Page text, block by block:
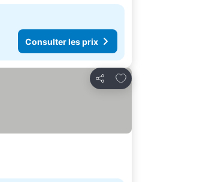
Consulter les prix
Partager
Ajouter à mes favoris